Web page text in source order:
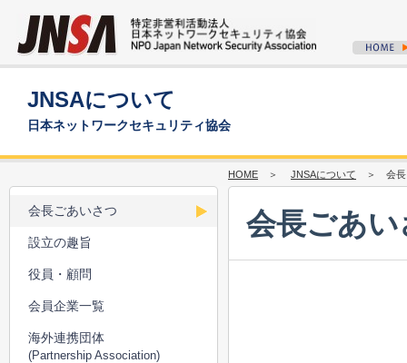
JNSAについて
日本ネットワークセキュリティ協会
HOME ＞ JNSAについて ＞ 会長
会長ごあい
会長ごあいさつ
設立の趣旨
役員・顧問
会員企業一覧
海外連携団体
(Partnership Association)